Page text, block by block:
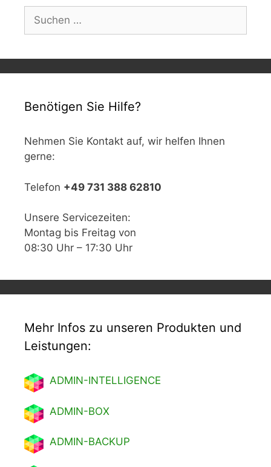
Suchen
nach:
Benötigen Sie Hilfe?
Nehmen Sie Kontakt auf, wir helfen Ihnen
gerne:
Telefon +49 731 388 62810
Unsere Servicezeiten:
Montag bis Freitag von
08:30 Uhr – 17:30 Uhr
Mehr Infos zu unseren Produkten und
Leistungen:
ADMIN-INTELLIGENCE
ADMIN-BOX
ADMIN-BACKUP